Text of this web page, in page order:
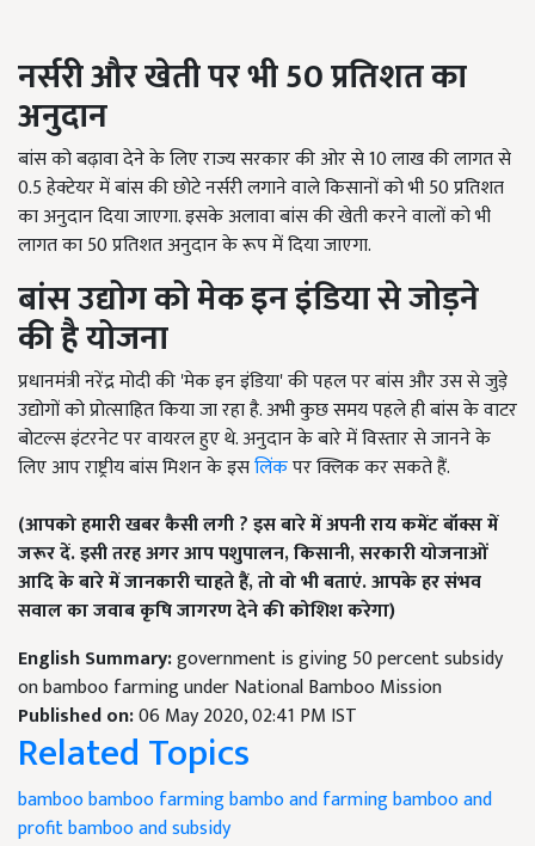
नर्सरी और खेती पर भी 50 प्रतिशत का
अनुदान
बांस को बढ़ावा देने के लिए राज्य सरकार की ओर से 10 लाख की लागत से
0.5 हेक्टेयर में बांस की छोटे नर्सरी लगाने वाले किसानों को भी 50 प्रतिशत
का अनुदान दिया जाएगा. इसके अलावा बांस की खेती करने वालों को भी
लागत का 50 प्रतिशत अनुदान के रूप में दिया जाएगा.
बांसउद्योगको मेक इन इंडिया से जोड़ने
की है योजना
प्रधानमंत्री नरेंद्र मोदी की 'मेक इन इंडिया' की पहल पर बांस और उस से जुड़े
उद्योगों को प्रोत्साहित किया जा रहा है. अभी कुछ समय पहले ही बांस के वाटर
बोटल्स इंटरनेट पर वायरल हुए थे. अनुदान के बारे में विस्तार से जानने के
लिए आप राष्ट्रीय बांस मिशन के इसलिंकपर क्लिक कर सकते हैं.
(आपको हमारी खबर कैसीलगी?इस बारे में अपनी रायकमेंट बॉक्स में
जरूरदें.इसीतरह अगर आप पशुपालन,किसानी,सरकारी योजनाओं
आदि के बारे में जानकारीचाहते हैं,तो वो भी बताएं. आपके हर संभव
सवाल का जवाब कृषि जागरण देने कीकोशिश करेगा)
English Summary:government is giving 50 percent subsidy
on bamboo farming under National Bamboo Mission
Published on:06 May 2020, 02:41 PM IST
Related Topics
bamboobamboo farmingbambo and farmingbamboo and
profitbamboo and subsidy